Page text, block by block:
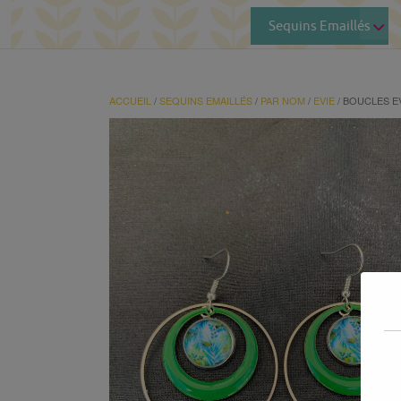
Sequins Emaillés
ACCUEIL /SEQUINS EMAILLÉS/ PAR NOM/ EVIE/ BOUCLES